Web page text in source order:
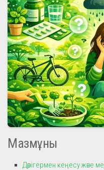
Мазмұны
Дәрігермен кеңесу және